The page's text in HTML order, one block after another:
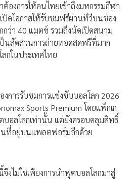
องการให้คนไทยเข้าถึงมหกรรมกีฬา
ปิดโอกาสให้รับชมฟรีผ่านทีวีบนช่อง
กกว่า 40 แมตช์ รวมถึงนัดเปิดสนาม
นสัดส่วนการถ่ายทอดสดฟรีที่มาก
กในประเทศไทย
งการรับชมการแข่งขับบอลโลก 2026
Sports Premium โดยแพ็กเก
บอลโลกเท่านั้น แต่ยังครอบคลุมสิทธิ์
ที่อยู่บนแพลตฟอร์มอีกด้วย
จึงไม่ใช่เพียงการนำฟุตบอลโลกมาสู่